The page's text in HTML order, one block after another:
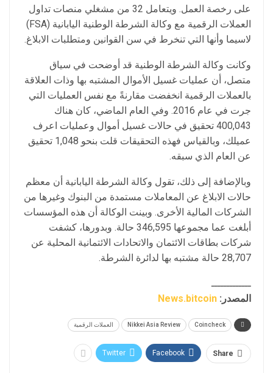
على رخصة العمل. ويتعامل 32 من مشغلي منصات تداول
العملات الرقمية مع وكالة الشرطة الوطنية اليابانية (FSA)
لاسيما وأنها التي تنخرط في سن القوانين ومتطلبات الابلاغ.
وكانت وكالة الشرطة الوطنية قد أوضحت في سياق
متصل، أن عمليات غسيل الأموال المشتبه بها وذات العلاقة
بالعملات الرقمية انخفضت مقارنةً مع نفس العمليات التي
جرت في عام 2016. وفي العام الماضي، كان هناك
400,043 تحقيق في حالات غسيل أموال وعمليات اعرف
عميلك، وبالقياس فهذه التحقيقات قلت بنحو 1,048 تحقيق
عن العام الذي سبقه.
وبالإضافة إلى ذلك، تقول وكالة الشرطة اليابانية أن معظم
حالات الابلاغ عن المعاملات مستمدة من البنوك وغيرها من
الشركات المالية الأخرى. وبينت الوكالة أن هذه المؤسسات
أبلغت عما مجموعها 346,595 حالة. وبدورها، كشفت
شركات بطاقات الائتمان والاتحادات الائتمانية المحلية عن
28,707 حالة مشتبه بها لدائرة الشرطة.
ـــــــــــــ
المصدر: News.bitcoin
Coincheck
Nikkei Asia Review العملات الرقمية
Share
Facebook
Twitter